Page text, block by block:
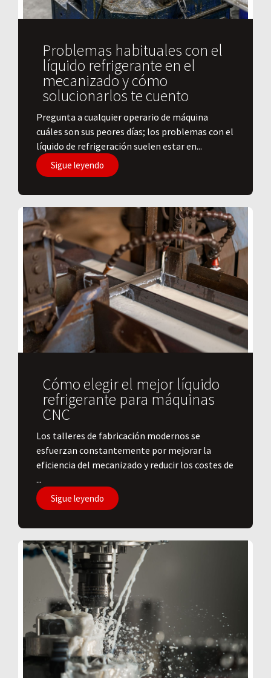
Problemas habituales con el
líquido refrigerante en el
mecanizado y cómo
solucionarlos te cuento
Pregunta a cualquier operario de máquina
cuáles son sus peores días; los problemas con el
líquido de refrigeración suelen estar en...
Sigue leyendo
Cómo elegir el mejor líquido
refrigerante para máquinas
CNC
Los talleres de fabricación modernos se
esfuerzan constantemente por mejorar la
eficiencia del mecanizado y reducir los costes de
...
Sigue leyendo